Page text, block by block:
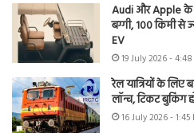
Audi और Apple के
बग्गी, 100 किमी से
EV
19 July 2026 -
रेल यात्रियों के लिए
लॉन्च, टिकट
16 July 2026 - 1:45